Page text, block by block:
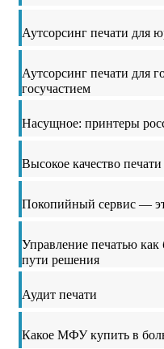
Аутсорсинг печати для
Аутсорсинг печати для
госучастием
Насущное: принтеры
Высокое качество
Покопийный сервис —
Управление печатью
пути решения
Аудит печати
Какое МФУ купить в